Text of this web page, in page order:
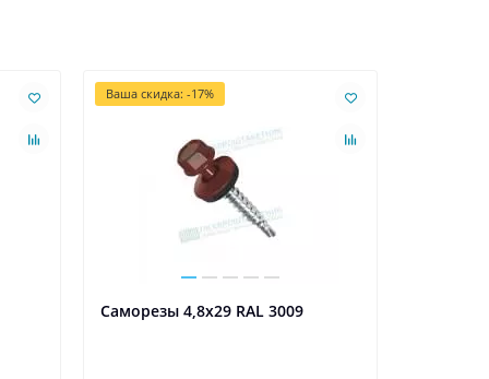
Ваша скидка: -17%
Саморезы 4,8х29 RAL 3009